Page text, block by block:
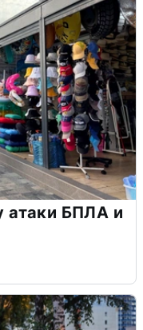
атаки БПЛА и